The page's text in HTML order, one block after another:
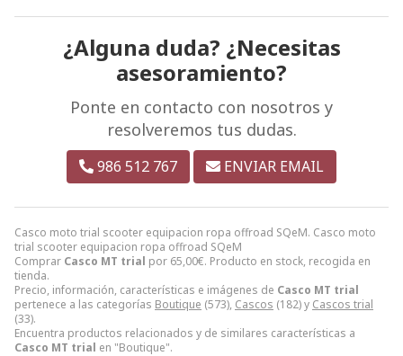
Casco moto trial scooter equipacion ropa offroad SQeM. Casco moto
trial scooter equipacion ropa offroad SQeM
Comprar Casco MT trial por 65,00€. Producto en stock, recogida en
tienda.
Precio, información, características e imágenes de Casco MT trial
pertenece a las categorías Boutique (573), Cascos (182) y Cascos trial
(33).
Encuentra productos relacionados y de similares características a
Casco MT trial en "Boutique".
¿Alguna duda? ¿Necesitas
asesoramiento?
Ponte en contacto con nosotros y
resolveremos tus dudas.
986 512 767 ENVIAR EMAIL